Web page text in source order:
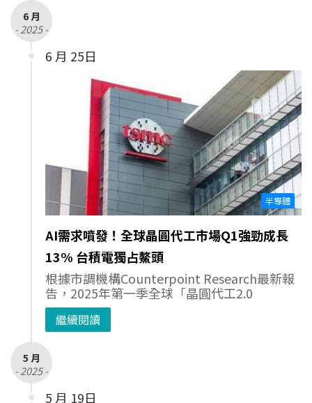
6 月
- 2025 -
6 月 25日
半導體
AI需求噴發！全球晶圓代工市場Q1強勁成長
13% 台積電獨占鰲頭
根據市調機構Counterpoint Research最新報
告，2025年第一季全球「晶圓代工2.0
繼續閱讀
5 月
- 2025 -
5 月 19日